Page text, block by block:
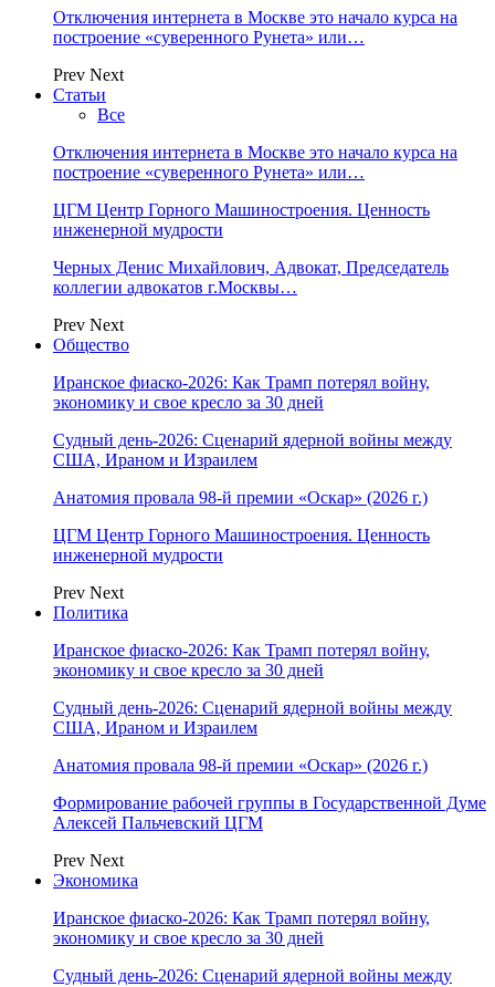
Отключения интернета в Москве это начало курса на
построение «суверенного Рунета» или…
Prev Next
Статьи
Все
Отключения интернета в Москве это начало курса на
построение «суверенного Рунета» или…
ЦГМ Центр Горного Машиностроения. Ценность
инженерной мудрости
Черных Денис Михайлович, Адвокат, Председатель
коллегии адвокатов г.Москвы…
Prev Next
Общество
Иранское фиаско-2026: Как Трамп потерял войну,
экономику и свое кресло за 30 дней
Судный день-2026: Сценарий ядерной войны между
США, Ираном и Израилем
Анатомия провала 98-й премии «Оскар» (2026 г.)
ЦГМ Центр Горного Машиностроения. Ценность
инженерной мудрости
Prev Next
Политика
Иранское фиаско-2026: Как Трамп потерял войну,
экономику и свое кресло за 30 дней
Судный день-2026: Сценарий ядерной войны между
США, Ираном и Израилем
Анатомия провала 98-й премии «Оскар» (2026 г.)
Формирование рабочей группы в Государственной Думе
Алексей Пальчевский ЦГМ
Prev Next
Экономика
Иранское фиаско-2026: Как Трамп потерял войну,
экономику и свое кресло за 30 дней
Судный день-2026: Сценарий ядерной войны между